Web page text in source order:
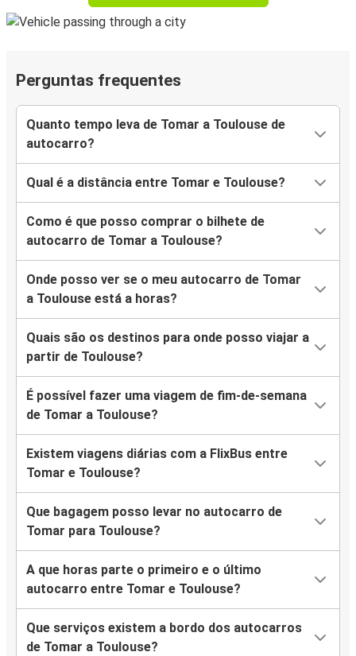
Perguntas frequentes
Quanto tempo leva de Tomar a Toulouse de
autocarro?
Qual é a distância entre Tomar e Toulouse?
Como é que posso comprar o bilhete de
autocarro de Tomar a Toulouse?
Onde posso ver se o meu autocarro de Tomar
a Toulouse está a horas?
Quais são os destinos para onde posso viajar a
partir de Toulouse?
É possível fazer uma viagem de fim-de-semana
de Tomar a Toulouse?
Existem viagens diárias com a FlixBus entre
Tomar e Toulouse?
Que bagagem posso levar no autocarro de
Tomar para Toulouse?
A que horas parte o primeiro e o último
autocarro entre Tomar e Toulouse?
Que serviços existem a bordo dos autocarros
de Tomar a Toulouse?